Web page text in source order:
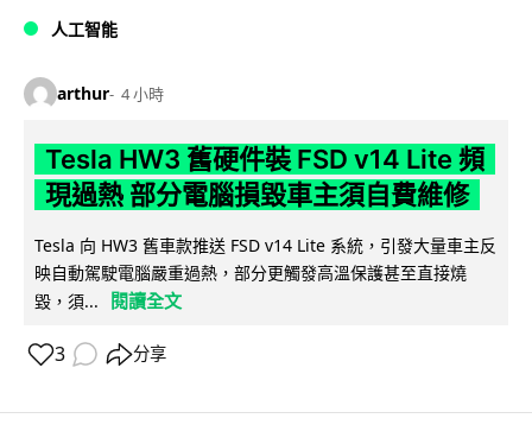
人工智能
arthur 4 小時
Tesla HW3 舊硬件裝 FSD v14 Lite 頻
現過熱 部分電腦損毀車主須自費維修
Tesla 向 HW3 舊車款推送 FSD v14 Lite 系統，引發大量車主反
映自動駕駛電腦嚴重過熱，部分更觸發高溫保護甚至直接燒
毀，須...
閱讀全文
3 分享